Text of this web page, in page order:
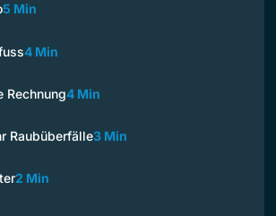
5 Min
4 Min
Rechnung4 Min
Raubüberfälle3 Min
2 Min